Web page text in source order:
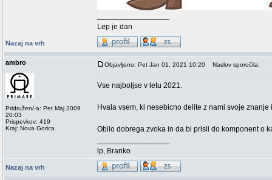
Lep je dan
Nazaj na vrh
ambro
Pridružen/-a: Pet Maj 2009
20:03
Prispevkov: 419
Kraj: Nova Gorica
Objavljeno: Pet Jan 01, 2021 10:20 Naslov sporočila:
Vse najboljse v letu 2021.
Hvala vsem, ki nesebicno delite z nami svoje znanje
Obilo dobrega zvoka in da bi prisli do komponent o
lp, Branko
Nazaj na vrh